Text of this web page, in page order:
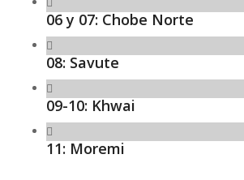
06 y 07: Chobe Norte
08: Savute
09-10: Khwai
11: Moremi